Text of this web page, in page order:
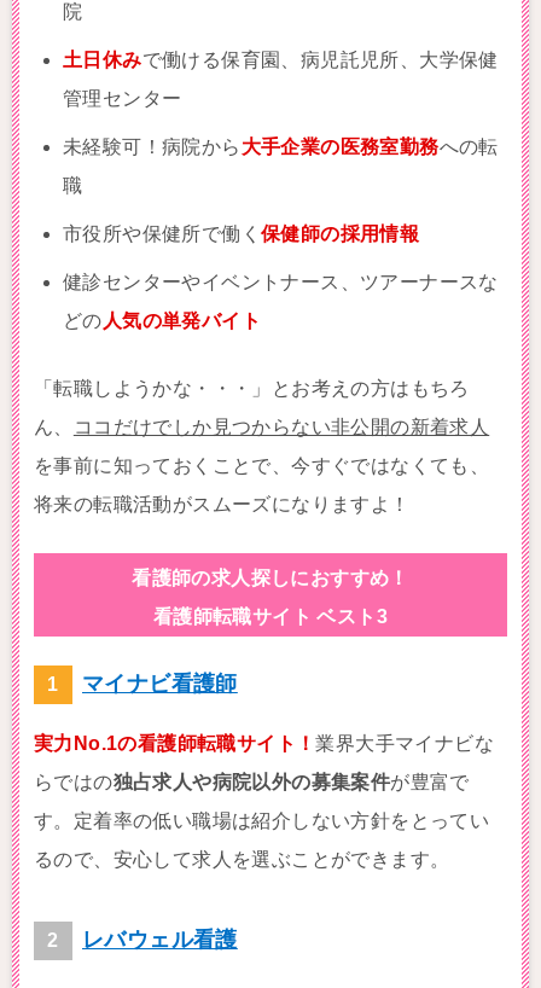
院
土日休みで働ける保育園、病児託児所、大学保健
管理センター
未経験可！病院から 大手企業の医務室勤務への転
職
市役所や保健所で働く 保健師の採用情報
健診センターやイベントナース、ツアーナースな
どの 人気の単発バイト
「転職しようかな・・・」とお考えの方はもちろ
ん、
ココだけでしか見つからない非公開の新着求人
を事前に知っておくことで、今すぐではなくても、
将来の転職活動がスムーズになりますよ！
看護師の求人探しにおすすめ！
看護師転職サイト ベスト3
マイナビ看護師
実力No.1の看護師転職サイト！業界大手マイナビな
らではの独占求人や病院以外の募集案件が豊富で
す。定着率の低い職場は紹介しない方針をとってい
るので、安心して求人を選ぶことができます。
レバウェル看護